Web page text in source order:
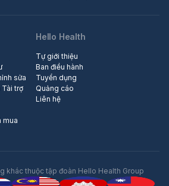
sửa
Tài trợ
mua
Hello Health
Tự giới thiệu
Ban điều hành
Tuyển dụng
Quảng cáo
Liên hệ
khác thuộc tập đoàn Hello Health Group